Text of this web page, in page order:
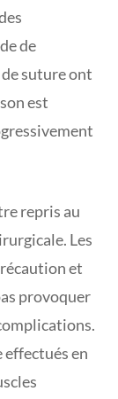
de
suture ont
est
repris au
Les
et
provoquer
effectués en